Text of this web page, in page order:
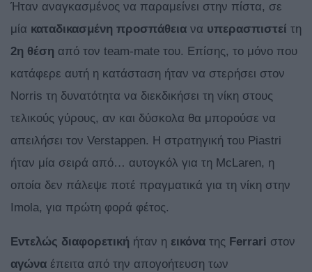
Ήταν αναγκασμένος να παραμείνει στην πίστα, σε
μία καταδικασμένη προσπάθεια να υπερασπιστεί τη
2η θέση από τον team-mate του. Επίσης, το μόνο που
κατάφερε αυτή η κατάσταση ήταν να στερήσει στον
Norris τη δυνατότητα να διεκδικήσει τη νίκη στους
τελικούς γύρους, αν και δύσκολα θα μπορούσε να
απειλήσει τον Verstappen. Η στρατηγική του Piastri
ήταν μία σειρά από… αυτογκόλ για τη McLaren, η
οποία δεν πάλεψε ποτέ πραγματικά για τη νίκη στην
Imola, για πρώτη φορά φέτος.
Εντελώς διαφορετική ήταν η εικόνα της Ferrari στον
αγώνα έπειτα από την απογοήτευση των